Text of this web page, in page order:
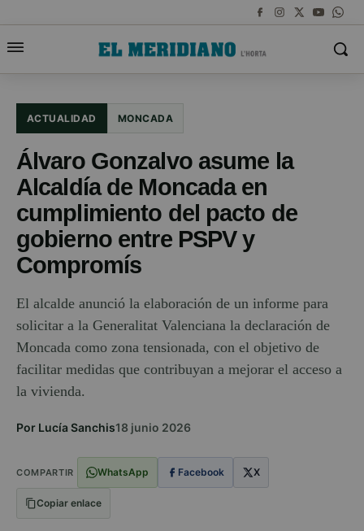
ACTUALIDAD MONCADA
Álvaro Gonzalvo asume la
Alcaldía de Moncada en
cumplimiento del pacto de
gobierno entre PSPV y
Compromís
El alcalde anunció la elaboración de un informe para
solicitar a la Generalitat Valenciana la declaración de
Moncada como zona tensionada, con el objetivo de
facilitar medidas que contribuyan a mejorar el acceso a
la vivienda.
Por Lucía Sanchis18 junio 2026
COMPARTIR WhatsApp Facebook X
Copiar enlace